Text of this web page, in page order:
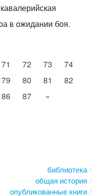
в ожидании боя.
71 72 73
74
79 80 81
82
86 87 »
библиотека
общая история
опубликованные книги